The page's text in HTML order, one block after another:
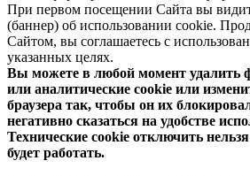
При первом посещении Сайта вы
(баннер) об использовании cookie.
Сайтом, вы соглашаетесь с
указанных целях.
Вы можете в любой момент удалить
или аналитические cookie или
браузера так, чтобы он их
негативно сказаться на удобстве
Технические cookie отключить
будет работать.